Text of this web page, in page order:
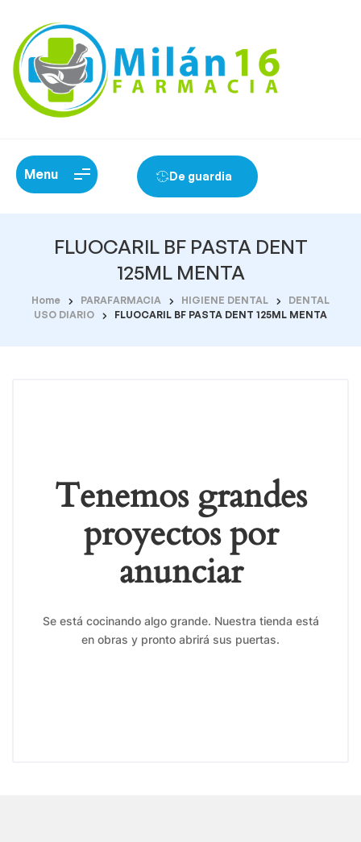
Menu De guardia
FLUOCARIL BF PASTA DENT
125ML MENTA
Home PARAFARMACIA HIGIENE DENTAL
DENTAL
USO DIARIO
FLUOCARIL BF PASTA DENT 125ML MENTA
Tenemos grandes
proyectos por
anunciar
Se está cocinando algo grande. Nuestra tienda está
en obras y pronto abrirá sus puertas.